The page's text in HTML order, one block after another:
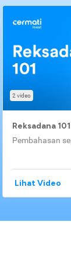
2 video
Reksadana 101
Pembahasan
Lihat Video